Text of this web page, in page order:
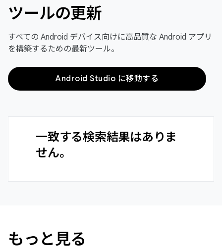
ツールの更新
すべての Android デバイス向けに高品質な Android アプリ
を構築するための最新ツール。
Android Studio に移動する
一致する検索結果はありま
せん。
もっと見る